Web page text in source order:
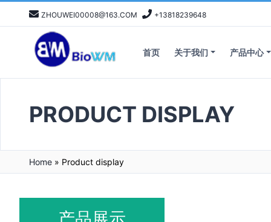
ZHOUWEI00008@163.COM +13818239648
首页 关于我们 产品中心
PRODUCT DISPLAY
Home » Product display